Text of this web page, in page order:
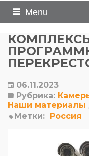
Menu
06.11.2023
Рубрика:
Наши материалы
Метки: Россия